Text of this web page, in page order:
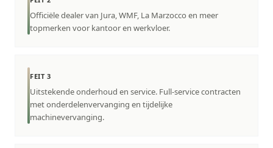
Officiële dealer van Jura, WMF, La Marzocco en meer
topmerken voor kantoor en werkvloer.
FEIT 3
Uitstekende onderhoud en service. Full-service contracten
met onderdelenvervanging en tijdelijke
machinevervanging.